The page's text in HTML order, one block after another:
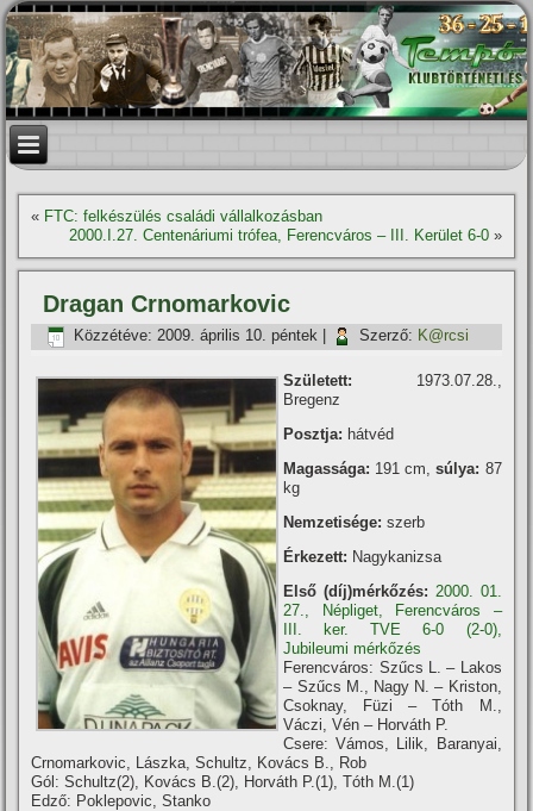
« FTC: felkészülés családi vállalkozásban
2000.I.27. Centenáriumi trófea, Ferencváros – III. Kerület 6-0»
Dragan Crnomarkovic
Közzétéve: 2009. április 10. péntek Szerző: K@rcsi
Született: 1973.07.28.,
Bregenz
Posztja: hátvéd
Magassága: 191 cm,súlya: 87
kg
Nemzetisége: szerb
Érkezett: Nagykanizsa
Első (díj)mérkőzés: 2000. 01.
27., Népliget, Ferencváros –
III. ker. TVE 6-0 (2-0),
Jubileumi mérkőzés
Ferencváros: Szűcs L. – Lakos
– Szűcs M., Nagy N. – Kriston,
Csoknay, Füzi – Tóth M.,
Váczi, Vén – Horváth P.
Csere: Vámos, Lilik, Baranyai,
Crnomarkovic, Lászka, Schultz, Kovács B., Rob
Gól: Schultz(2), Kovács B.(2), Horváth P.(1), Tóth M.(1)
Edző: Poklepovic, Stanko